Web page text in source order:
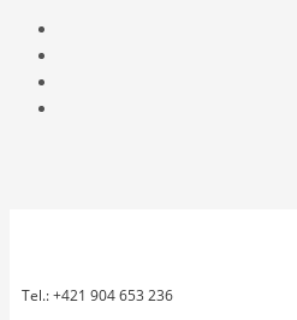
Tel.: +421 904 653 236